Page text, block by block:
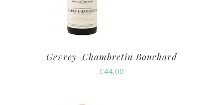
Gevrey-Chambretin Bouchard
€44,00